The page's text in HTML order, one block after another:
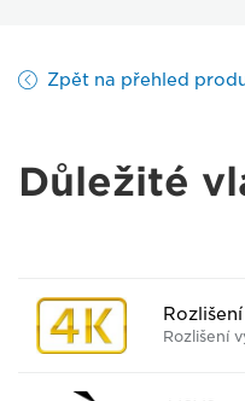
Zpět na přehled
Důležité
Rozlišení